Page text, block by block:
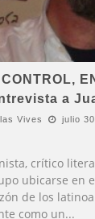
a
Vives julio
crítico
ubicarse en
de los
como un...